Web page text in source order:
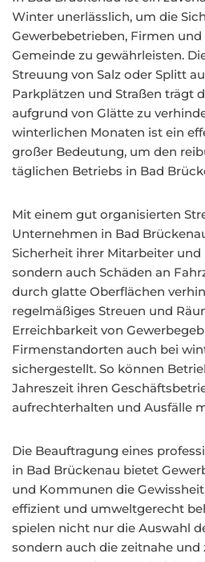
Winter unerlässlich, um die
Gewerbebetrieben, Firmen
Gemeinde zu gewährleisten.
Streuung von Salz oder Splitt
Parkplätzen und Straßen trägt
aufgrund von Glätte zu
winterlichen Monaten ist ein
großer Bedeutung, um den
täglichen Betriebs in Bad
Mit einem gut organisierten
Unternehmen in Bad
Sicherheit ihrer Mitarbeiter
sondern auch Schäden an
durch glatte Oberflächen
regelmäßiges Streuen und
Erreichbarkeit von
Firmenstandorten auch bei
sichergestellt. So können
Jahreszeit ihren
aufrechterhalten und Ausfälle
Die Beauftragung eines
in Bad Brückenau bietet
und Kommunen die
effizient und umweltgerecht
spielen nicht nur die Auswahl
sondern auch die zeitnahe und